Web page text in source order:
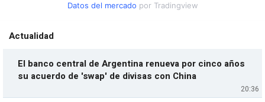
Datos del mercado por Tradingview
Actualidad
20:36
El banco central de Argentina renueva por cinco años
su acuerdo de 'swap' de divisas con China